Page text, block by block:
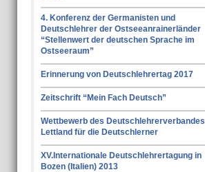
4. Konferenz der Germanisten und
Deutschlehrer der Ostseeanrainerländer
“Stellenwert der deutschen Sprache im
Ostseeraum”
Erinnerung von Deutschlehrertag 2017
Zeitschrift “Mein Fach Deutsch”
Wettbewerb des Deutschlehrerverbandes
Lettland für die Deutschlerner
XV.Internationale Deutschlehrertagung in
Bozen (Italien) 2013